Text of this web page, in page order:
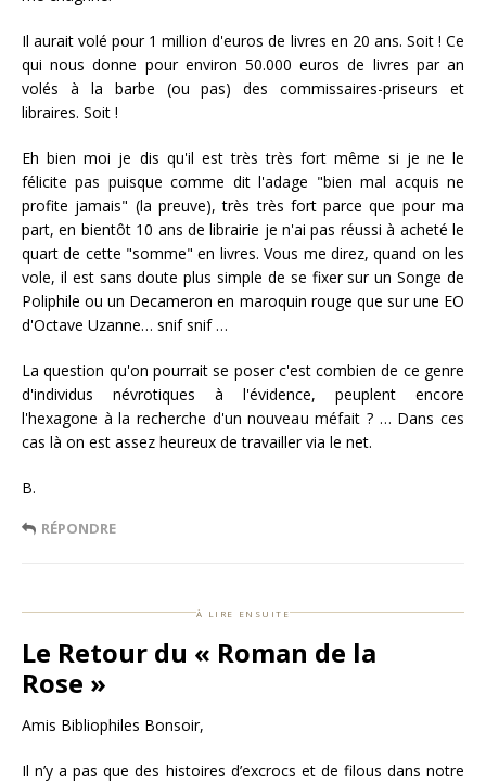
Il aurait volé pour 1 million d'euros de livres en 20 ans. Soit ! Ce
qui nous donne pour environ 50.000 euros de livres par an
volés à la barbe (ou pas) des commissaires-priseurs et
libraires. Soit !
Eh bien moi je dis qu'il est très très fort même si je ne le
félicite pas puisque comme dit l'adage "bien mal acquis ne
profite jamais" (la preuve), très très fort parce que pour ma
part, en bientôt 10 ans de librairie je n'ai pas réussi à acheté le
quart de cette "somme" en livres. Vous me direz, quand on les
vole, il est sans doute plus simple de se fixer sur un Songe de
Poliphile ou un Decameron en maroquin rouge que sur une EO
d'Octave Uzanne… snif snif …
La question qu'on pourrait se poser c'est combien de ce genre
d'individus névrotiques à l'évidence, peuplent encore
l'hexagone à la recherche d'un nouveau méfait ? … Dans ces
cas là on est assez heureux de travailler via le net.
B.
RÉPONDRE
à lire ensuite
Le Retour du « Roman de la
Rose »
Amis Bibliophiles Bonsoir,
Il n’y a pas que des histoires d’excrocs et de filous dans notre